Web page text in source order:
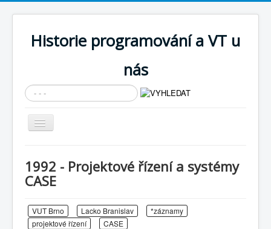
Historie programování a VT u
nás
Vyhledávání...
Přepnout
navigaci
Cíle expozice
Současnost SW a IT
1992 - Projektové řízení a systémy
CASE
VUT Brno Lacko Branislav
*záznamy
projektové řízení
CASE